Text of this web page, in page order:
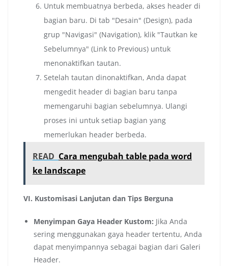
Untuk membuatnya berbeda, akses header di
bagian baru. Di tab "Desain" (Design), pada
grup "Navigasi" (Navigation), klik "Tautkan ke
Sebelumnya" (Link to Previous) untuk
menonaktifkan tautan.
Setelah tautan dinonaktifkan, Anda dapat
mengedit header di bagian baru tanpa
memengaruhi bagian sebelumnya. Ulangi
proses ini untuk setiap bagian yang
memerlukan header berbeda.
READ Cara mengubah table pada word
ke landscape
VI. Kustomisasi Lanjutan dan Tips Berguna
Menyimpan Gaya Header Kustom: Jika Anda
sering menggunakan gaya header tertentu, Anda
dapat menyimpannya sebagai bagian dari Galeri
Header.